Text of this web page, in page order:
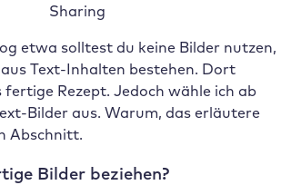
Sharing
etwa solltest du keine Bilder nutzen,
Text-Inhalten bestehen. Dort
Rezept. Jedoch wähle ich ab
Bilder aus. Warum, das erläutere
Abschnitt.
Bilder beziehen?